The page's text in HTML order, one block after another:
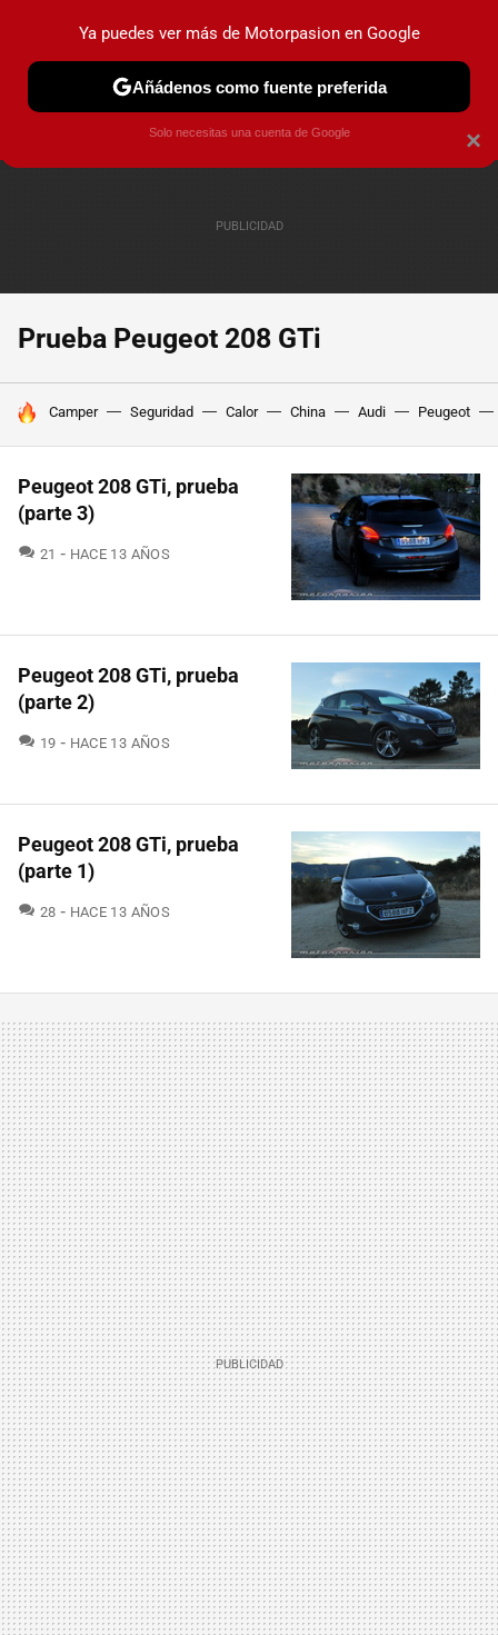
PRUEBAS COCHES ELÉCTRICOS OBSERVATORIO
Prueba Peugeot 208 GTi
HOY SE HABLA DE
Camper Seguridad Calor China Audi Peugeot
Peugeot 208 GTi, prueba
(parte 3)
21 COMENTARIOS
HACE 13 AÑOS
Peugeot 208 GTi, prueba
(parte 2)
19 COMENTARIOS
HACE 13 AÑOS
Peugeot 208 GTi, prueba
(parte 1)
28 COMENTARIOS
HACE 13 AÑOS
×
Ya puedes ver más de Motorpasion en Google
Añádenos como fuente preferida
Solo necesitas una cuenta de Google